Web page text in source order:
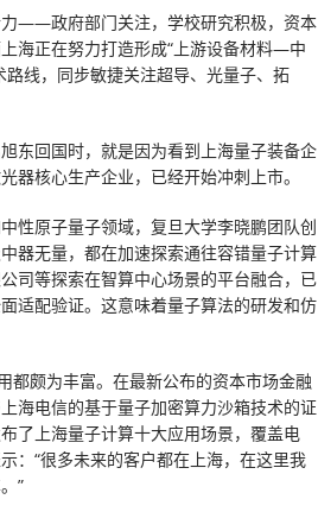
——政府部门关注，学校研究积极，资本
海正在努力打造形成“上游设备材料—中
线，同步敏捷关注超导、光量子、拓
东回国时，就是因为看到上海量子装备企
器核心生产企业，已经开始冲刺上市。
性原子量子领域，复旦大学李晓鹏团队创
器无量，都在加速探索通往容错量子计算
司等探索在智算中心场景的平台融合，已
适配验证。这意味着量子算法的研发和仿
都颇为丰富。在最新公布的资本市场金融
海电信的基于量子加密算力沙箱技术的证
了上海量子计算十大应用场景，覆盖电
：“很多未来的客户都在上海，在这里我
”